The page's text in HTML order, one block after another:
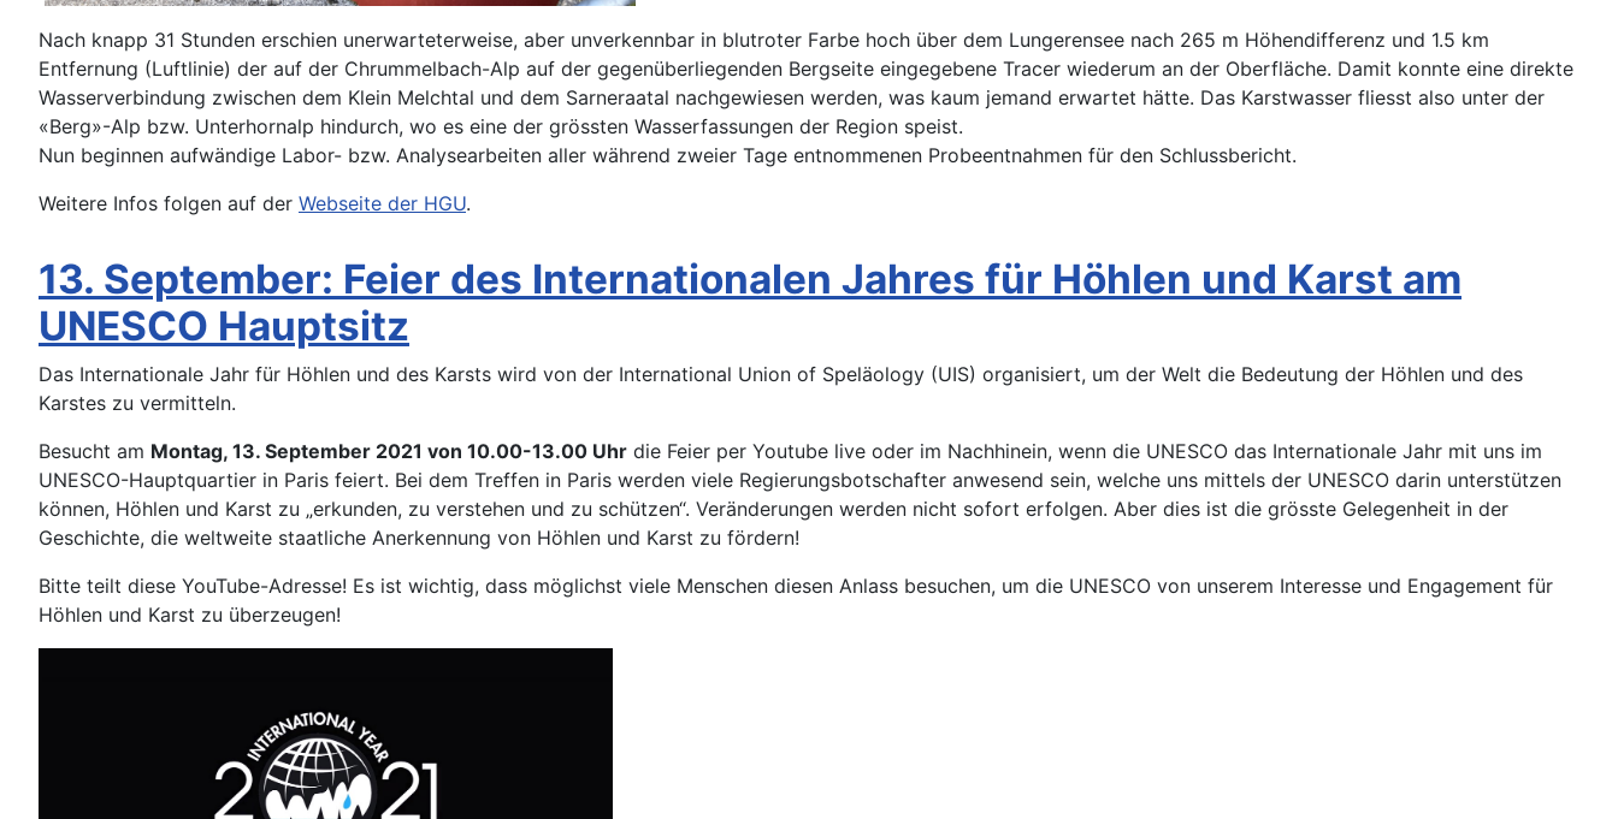
Nach knapp 31 Stunden erschien unerwarteterweise, aber unverkennbar in blutroter Farbe hoch über dem Lungerensee nach 265 m Höhendifferenz und 1.5 km
Entfernung (Luftlinie) der auf der Chrummelbach-Alp auf der gegenüberliegenden Bergseite eingegebene Tracer wiederum an der Oberfläche. Damit konnte eine direkte
Wasserverbindung zwischen dem Klein Melchtal und dem Sarneraatal nachgewiesen werden, was kaum jemand erwartet hätte. Das Karstwasser fliesst also unter der
«Berg»-Alp bzw. Unterhornalp hindurch, wo es eine der grössten Wasserfassungen der Region speist.
Nun beginnen aufwändige Labor- bzw. Analysearbeiten aller während zweier Tage entnommenen Probeentnahmen für den Schlussbericht.
Weitere Infos folgen auf der Webseite der HGU.
13. September: Feier des Internationalen Jahres für Höhlen und Karst am
UNESCO Hauptsitz
Das Internationale Jahr für Höhlen und des Karsts wird von der International Union of Speläology (UIS) organisiert, um der Welt die Bedeutung der Höhlen und des
Karstes zu vermitteln.
Besucht am Montag, 13. September 2021 von 10.00-13.00 Uhr die Feier per Youtube live oder im Nachhinein, wenn die UNESCO das Internationale Jahr mit uns im
UNESCO-Hauptquartier in Paris feiert. Bei dem Treffen in Paris werden viele Regierungsbotschafter anwesend sein, welche uns mittels der UNESCO darin unterstützen
können, Höhlen und Karst zu „erkunden, zu verstehen und zu schützen“. Veränderungen werden nicht sofort erfolgen. Aber dies ist die grösste Gelegenheit in der
Geschichte, die weltweite staatliche Anerkennung von Höhlen und Karst zu fördern!
Bitte teilt diese YouTube-Adresse! Es ist wichtig, dass möglichst viele Menschen diesen Anlass besuchen, um die UNESCO von unserem Interesse und Engagement für
Höhlen und Karst zu überzeugen!